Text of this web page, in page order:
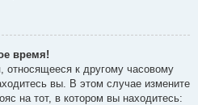
время!
относящееся к другому часовому
вы. В этом случае измените
на тот, в котором вы находитесь: